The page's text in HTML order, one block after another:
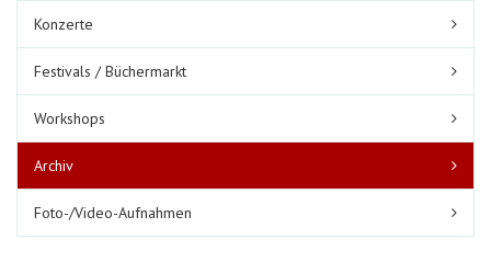
Konzerte
Festivals / Büchermarkt
Workshops
Archiv
Foto-/Video-Aufnahmen